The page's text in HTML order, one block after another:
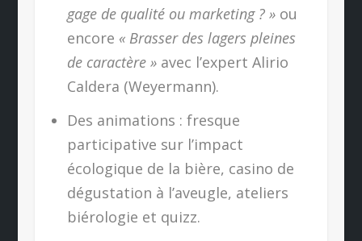
gage de qualité ou marketing ? » ou
encore « Brasser des lagers pleines
de caractère » avec l’expert Alirio
Caldera (Weyermann).
Des animations : fresque
participative sur l’impact
écologique de la bière, casino de
dégustation à l’aveugle, ateliers
biérologie et quizz.